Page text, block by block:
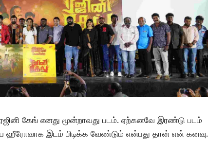
கேங் எனது மூன்றாவது படம். ஏற்கனவே இரண்டு படம்
ஹீரோவாக இடம் பிடிக்க வேண்டும் என்பது தான் என் கனவு.